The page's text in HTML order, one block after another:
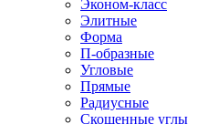
Эконом-класс
Элитные
Форма
П-образные
Угловые
Прямые
Радиусные
Скошенные углы